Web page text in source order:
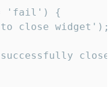
'fail') {
close widget');